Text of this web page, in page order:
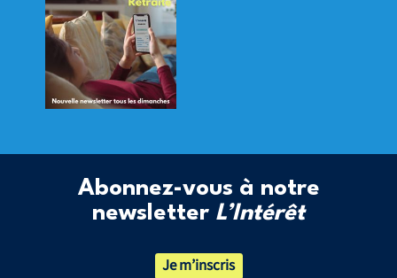
Abonnez-vous à notre
newsletter L’Intérêt
Je m’inscris